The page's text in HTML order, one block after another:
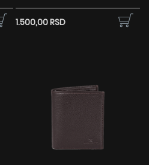
1.500,00 RSD